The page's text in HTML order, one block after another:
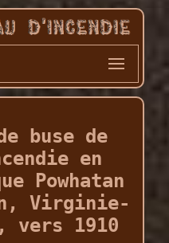
buse de
en
Powhatan
Virginie-
vers 1910